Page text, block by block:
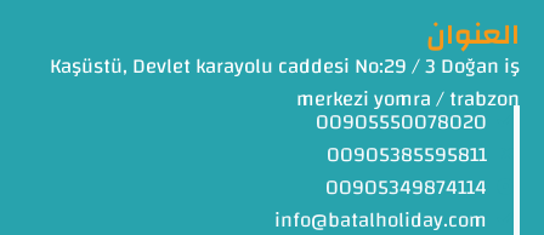
العنوان
Kaşüstü, Devlet karayolu caddesi No:29 / 3 Doğan iş
merkezi yomra / trabzon
00905550078020
00905385595811
00905349874114
info@batalholiday.com